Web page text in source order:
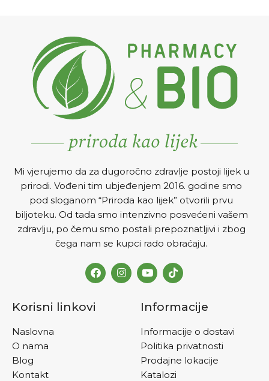
Mi vjerujemo da za dugoročno zdravlje postoji lijek u
prirodi. Vođeni tim ubjeđenjem 2016. godine smo
pod sloganom “Priroda kao lijek” otvorili prvu
biljoteku. Od tada smo intenzivno posvećeni vašem
zdravlju, po čemu smo postali prepoznatljivi i zbog
čega nam se kupci rado obraćaju.
Korisni linkovi
Naslovna
O nama
Blog
Kontakt
Informacije
Informacije o dostavi
Politika privatnosti
Prodajne lokacije
Katalozi